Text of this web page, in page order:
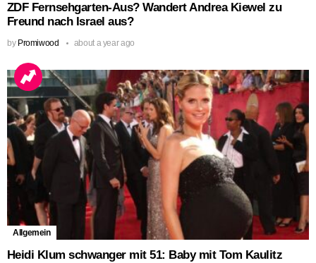
ZDF Fernsehgarten-Aus? Wandert Andrea Kiewel zu
Freund nach Israel aus?
by Promiwood about a year ago
Allgemein
Heidi Klum schwanger mit 51: Baby mit Tom Kaulitz